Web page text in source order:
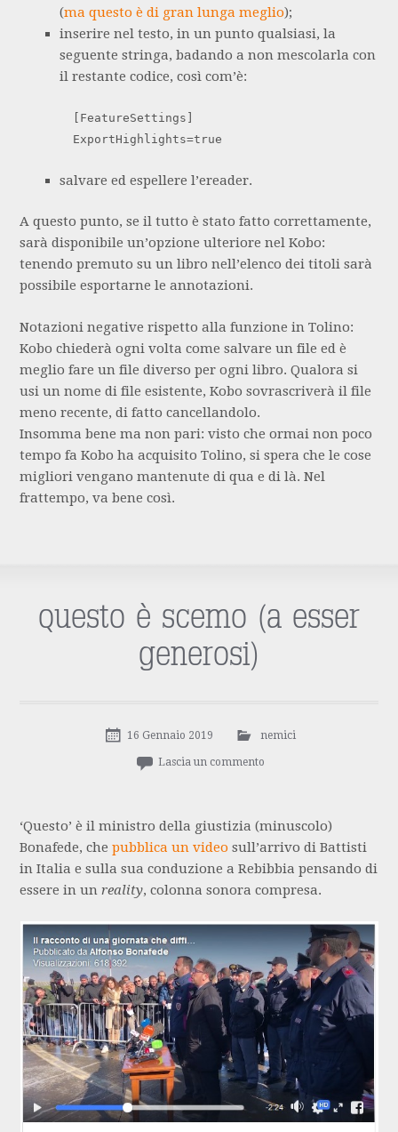
(ma questo è di gran lunga meglio);
inserire nel testo, in un punto qualsiasi, la
seguente stringa, badando a non mescolarla con
il restante codice, così com’è:
[FeatureSettings]
ExportHighlights=true
salvare ed espellere l’ereader.
A questo punto, se il tutto è stato fatto correttamente,
sarà disponibile un’opzione ulteriore nel Kobo:
tenendo premuto su un libro nell’elenco dei titoli sarà
possibile esportarne le annotazioni.
Notazioni negative rispetto alla funzione in Tolino:
Kobo chiederà ogni volta come salvare un file ed è
meglio fare un file diverso per ogni libro. Qualora si
usi un nome di file esistente, Kobo sovrascriverà il file
meno recente, di fatto cancellandolo.
Insomma bene ma non pari: visto che ormai non poco
tempo fa Kobo ha acquisito Tolino, si spera che le cose
migliori vengano mantenute di qua e di là. Nel
frattempo, va bene così.
questo è scemo (a esser
generosi)
16 Gennaio 2019 nemici
Lascia un commento
‘Questo’ è il ministro della giustizia (minuscolo)
Bonafede, chepubblica un video sull’arrivo di Battisti
in Italia e sulla sua conduzione a Rebibbia pensando di
essere in unreality, colonna sonora compresa.